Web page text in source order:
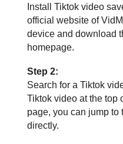
Install Tiktok video
official website of
device and download
homepage.
Step 2:
Search for a Tiktok
Tiktok video at the top
page, you can jump
directly.